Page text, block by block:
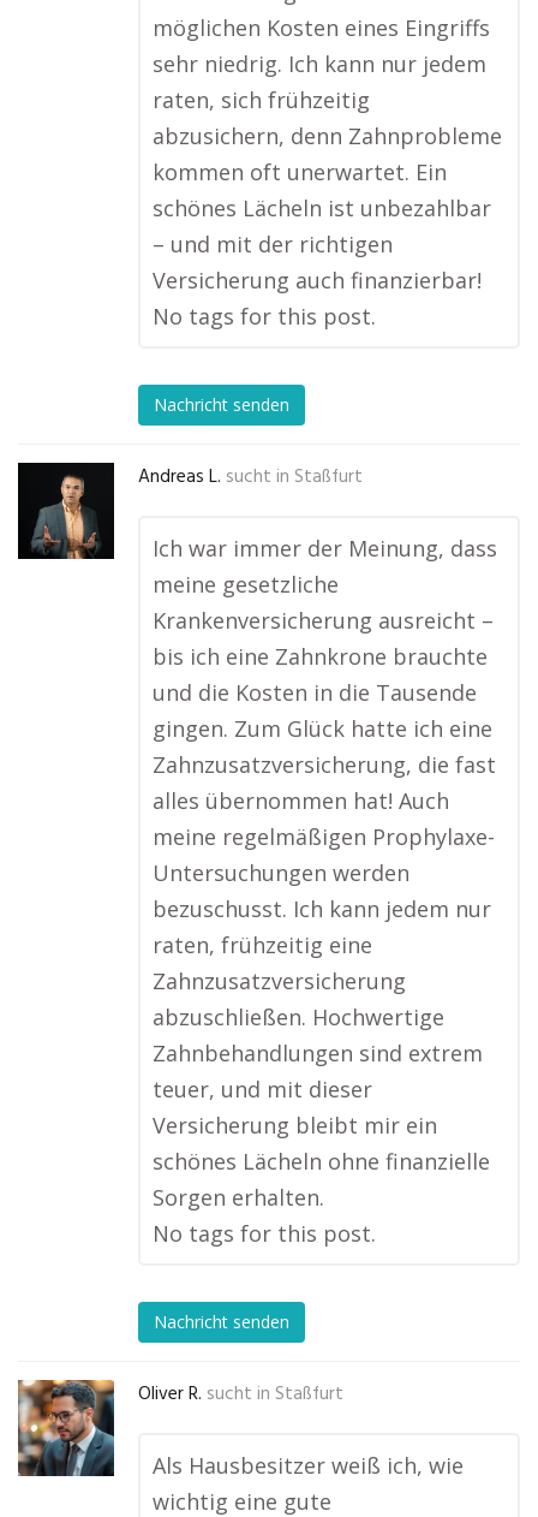
möglichen Kosten eines Eingriffs
sehr niedrig. Ich kann nur jedem
raten, sich frühzeitig
abzusichern, denn Zahnprobleme
kommen oft unerwartet. Ein
schönes Lächeln ist unbezahlbar
– und mit der richtigen
Versicherung auch finanzierbar!
No tags for this post.
Nachricht senden
Andreas L. sucht in Staßfurt
Ich war immer der Meinung, dass
meine gesetzliche
Krankenversicherung ausreicht –
bis ich eine Zahnkrone brauchte
und die Kosten in die Tausende
gingen. Zum Glück hatte ich eine
Zahnzusatzversicherung, die fast
alles übernommen hat! Auch
meine regelmäßigen Prophylaxe-
Untersuchungen werden
bezuschusst. Ich kann jedem nur
raten, frühzeitig eine
Zahnzusatzversicherung
abzuschließen. Hochwertige
Zahnbehandlungen sind extrem
teuer, und mit dieser
Versicherung bleibt mir ein
schönes Lächeln ohne finanzielle
Sorgen erhalten.
No tags for this post.
Nachricht senden
Oliver R. sucht in Staßfurt
Als Hausbesitzer weiß ich, wie
wichtig eine gute